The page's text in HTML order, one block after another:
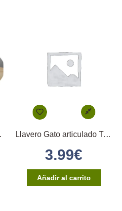
Piel Llavero Gato articulado Tricolor
3.99€
Añadir al carrito